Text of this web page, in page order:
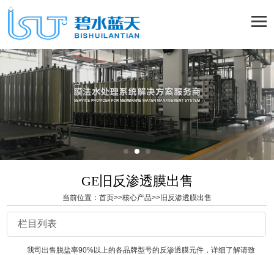
GE旧反渗透膜出售
当前位置： 首页>>核心产品>> 旧反渗透膜出售
栏目列表
我司出售脱盐率90%以上的各品牌型号的反渗透膜元件，详细了解请致